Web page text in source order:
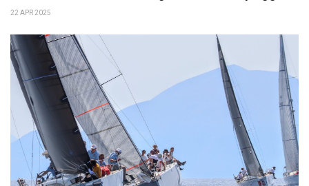
22 APR 2025